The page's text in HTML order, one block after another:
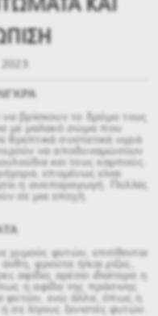
ΚΑΙ
να βρίσκουν το δρόμο τους
με μαλακό σώμα που
θρεπτικά συστατικά υγρά
να αποδυναμώσουν
και τους καρπούς.
επομένως είναι
η αναπαραγωγή. Πολλές
σε μια εποχή.
χυμούς φυτών, επιτίθενται
φρούτα ή/και ρίζες,
αφίδες αρέσει ιδιαίτερα η
η αφίδα της πράσινης
φυτών, ενώ άλλα, όπως η
λίγους ξενιστές φυτών.